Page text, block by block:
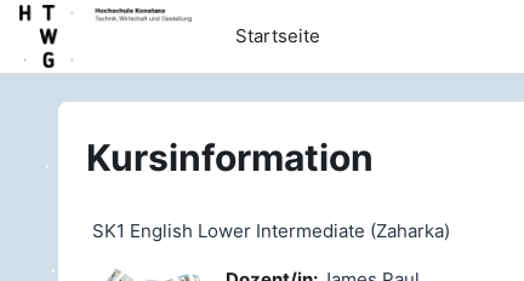
Zum Hauptinhalt
Startseite
Kursinformation
SK1 English Lower Intermediate (Zaharka)